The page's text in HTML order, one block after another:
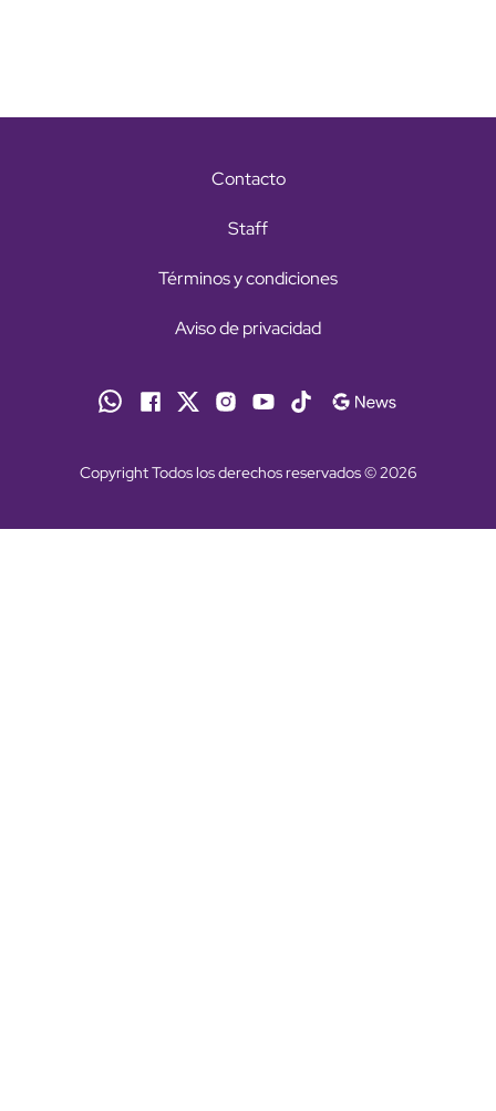
Contacto
Staff
Términos y condiciones
Aviso de privacidad
Copyright Todos los derechos reservados © 2026